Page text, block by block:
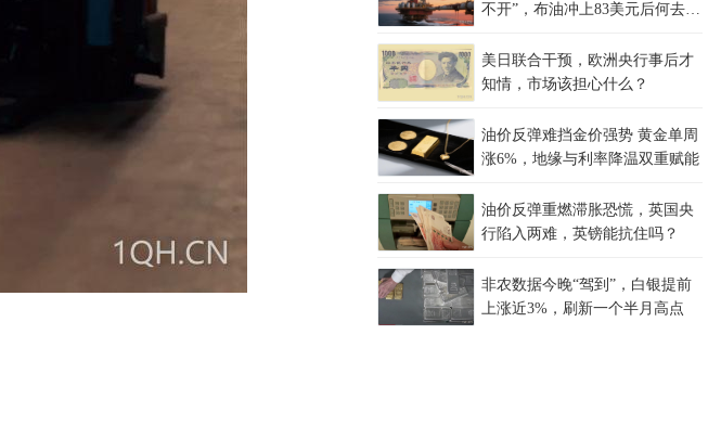
不开”，布油冲上83美元后何去何
美日联合干预，欧洲央行事后才
知情，市场该担心什么？
油价反弹难挡金价强势 黄金单周
涨6%，地缘与利率降温双重赋能
油价反弹重燃滞胀恐慌，英国央
行陷入两难，英镑能抗住吗？
非农数据今晚“驾到”，白银提前
上涨近3%，刷新一个半月高点